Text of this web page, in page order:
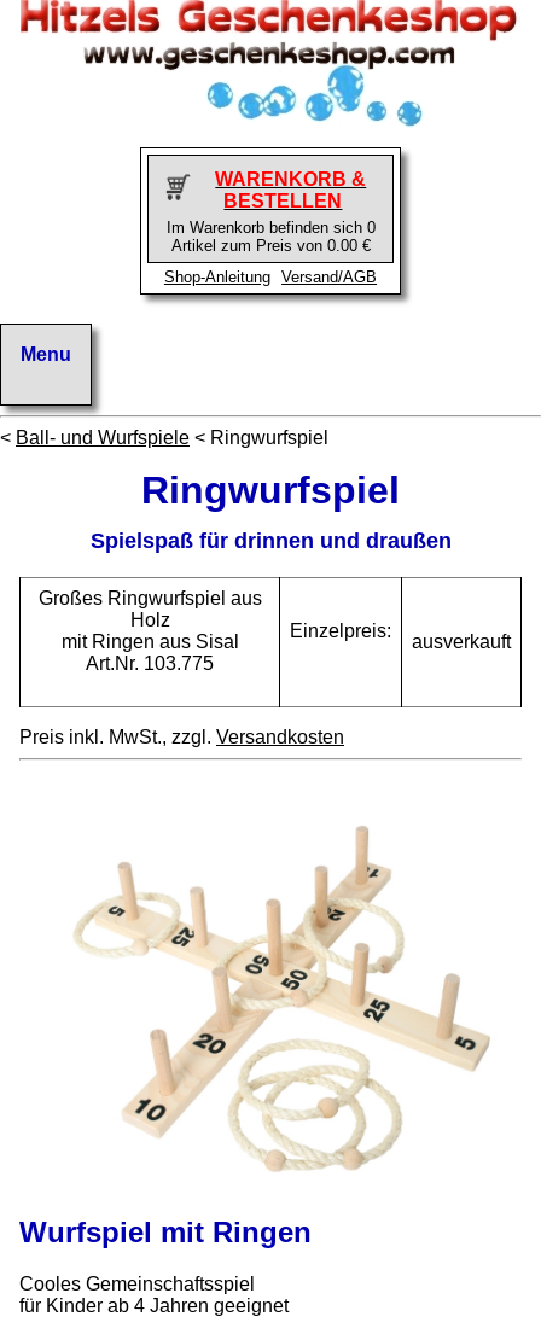
WARENKORB &
BESTELLEN
Im Warenkorb befinden sich 0
Artikel zum Preis von 0.00 €
Shop-Anleitung
Versand/AGB
< Ball- und Wurfspiele < Ringwurfspiel
Ringwurfspiel
Spielspaß für drinnen und draußen
Großes Ringwurfspiel aus
Holz
mit Ringen aus Sisal
Art.Nr. 103.775
Einzelpreis:
ausverkauft
Preis inkl. MwSt., zzgl. Versandkosten
Wurfspiel mit Ringen
Cooles Gemeinschaftsspiel
für Kinder ab 4 Jahren geeignet